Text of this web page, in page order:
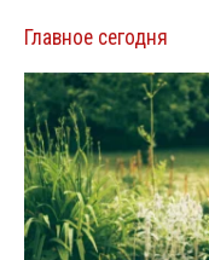
Главное сегодня